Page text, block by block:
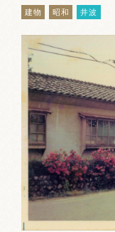
文化遺産
お祭りカレンダー
南砺文化地図
写真館
郷土資料
NANTO Wiki
建物 昭和 井波